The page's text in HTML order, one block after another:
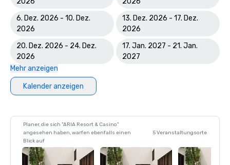
6. Dez. 2026 - 10. Dez.
2026
13. Dez. 2026 - 17. Dez.
2026
20. Dez. 2026 - 24. Dez.
2026
17. Jan. 2027 - 21. Jan.
2027
Mehr anzeigen
Kalender anzeigen
Planer, die sich "ARIA Resort & Casino"
angesehen haben, warfen ebenfalls einen
Blick auf
5 Veranstaltungsorte